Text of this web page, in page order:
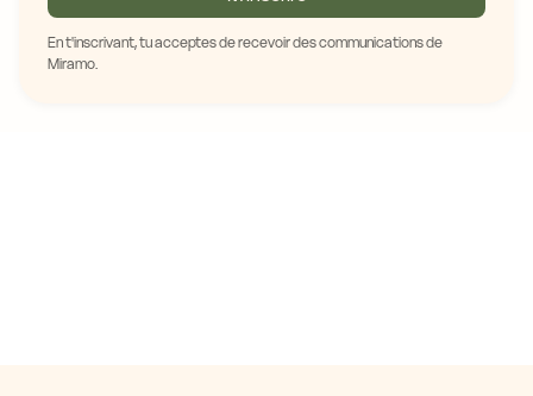
En t'inscrivant, tu acceptes de recevoir des communications de
Miramo.